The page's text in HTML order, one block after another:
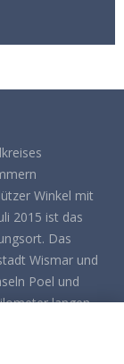
Winkel mit
2015 ist das
Das
Wismar und
Poel und
langen
Wisch.